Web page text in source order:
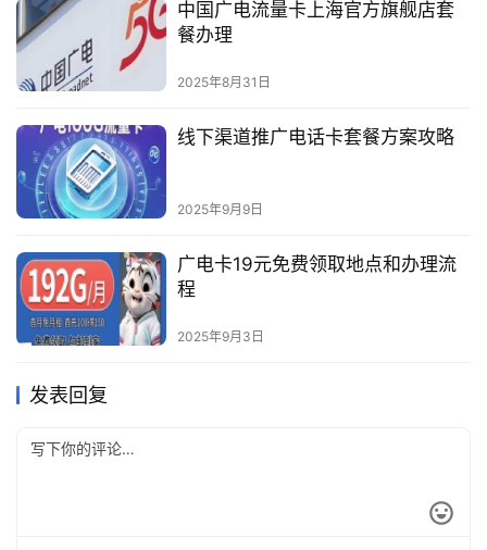
中国广电流量卡上海官方旗舰店套
餐办理
2025年8月31日
线下渠道推广电话卡套餐方案攻略
2025年9月9日
广电卡19元免费领取地点和办理流
程
2025年9月3日
发表回复